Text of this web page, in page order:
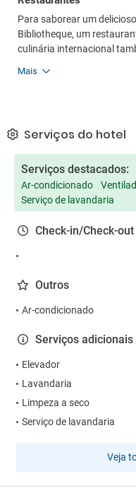
Para saborear um
Bibliotheque, um
culinária internacional
Mais
Serviços do hotel
Serviços destacados:
Ar-condicionado
Serviço de lavandaria
Check-in/Check-out
Outros
Ar-condicionado
Serviços adicionais
Elevador
Lavandaria
Limpeza a seco
Serviço de lavandaria
Veja